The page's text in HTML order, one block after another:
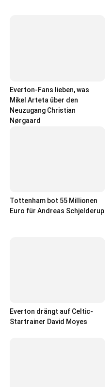
Everton-Fans lieben, was
Mikel Arteta über den
Neuzugang Christian
Nørgaard
Tottenham bot 55 Millionen
Euro für Andreas Schjelderup
Everton drängt auf Celtic-
Startrainer David Moyes